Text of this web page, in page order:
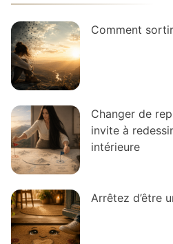
Comment
Changer de
invite à
intérieure
Arrêtez d’être